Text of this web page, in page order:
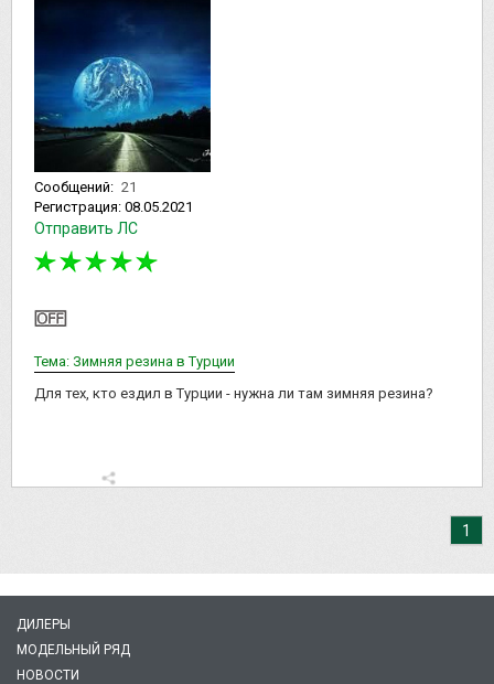
Сообщений: 21
Регистрация: 08.05.2021
Отправить ЛС
Тема: Зимняя резина в Турции
Для тех, кто ездил в Турции - нужна ли там зимняя резина?
1
ДИЛЕРЫ
МОДЕЛЬНЫЙ РЯД
НОВОСТИ